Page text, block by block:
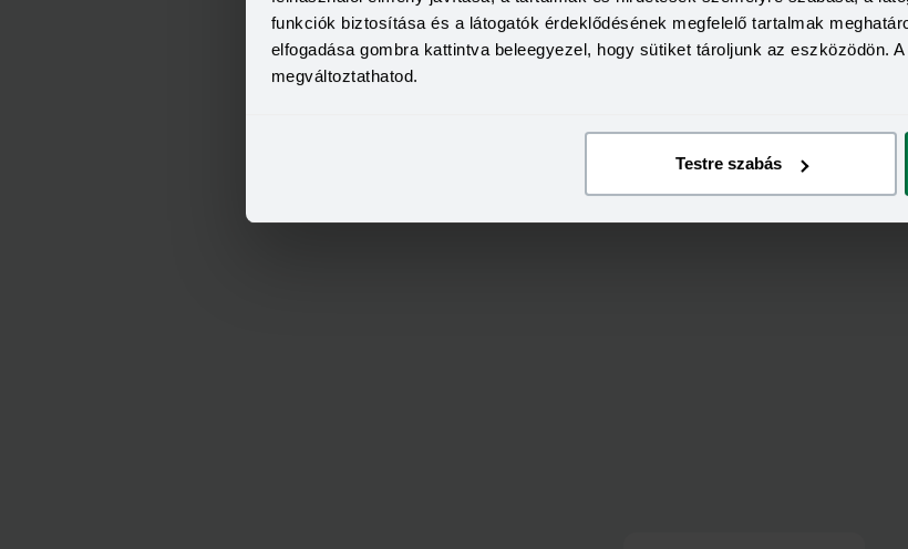
funkciók biztosítása és a látogatók érdeklődésének megfelelő tartalmak
elfogadása gombra kattintva beleegyezel, hogy sütiket tároljunk az eszközödön.
megváltoztathatod.
Testre szabás